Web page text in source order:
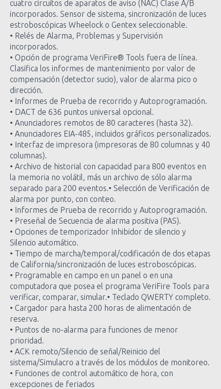
cuatro circuitos de aparatos de aviso (NAC) Clase A/B
incorporados. Sensor de sistema, sincronización de luces
estroboscópicas Wheelock o Gentex seleccionable.
• Relés de Alarma, Problemas y Supervisión
incorporados.
• Opción de programa VeriFire® Tools fuera de línea.
Clasifica los informes de mantenimiento por valor de
compensación (detector sucio), valor de alarma pico o
dirección.
• Informes de Prueba de recorrido y Autoprogramación.
• DACT de 636 puntos universal opcional.
• Anunciadores remotos de 80 caracteres (hasta 32).
• Anunciadores EIA-485, incluidos gráficos personalizados.
• Interfaz de impresora (impresoras de 80 columnas y 40
columnas).
• Archivo de historial con capacidad para 800 eventos en
la memoria no volátil, más un archivo de sólo alarma
separado para 200 eventos.• Selección de Verificación de
alarma por punto, con conteo.
• Informes de Prueba de recorrido y Autoprogramación.
• Preseñal de Secuencia de alarma positiva (PAS).
• Opciones de temporizador Inhibidor de silencio y
Silencio automático.
• Tiempo de marcha/temporal/codificación de dos etapas
de California/sincronización de luces estroboscópicas.
• Programable en campo en un panel o en una
computadora que posea el programa VeriFire Tools para
verificar, comparar, simular.• Teclado QWERTY completo.
• Cargador para hasta 200 horas de alimentación de
reserva.
• Puntos de no-alarma para funciones de menor
prioridad.
• ACK remoto/Silencio de señal/Reinicio del
sistema/Simulacro a través de los módulos de monitoreo.
• Funciones de control automático de hora, con
excepciones de feriados